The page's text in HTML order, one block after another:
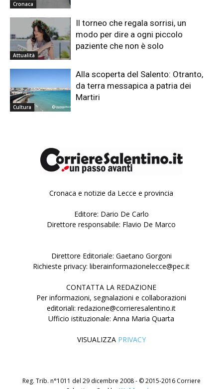
Cronaca
Attualità
Il torneo che regala sorrisi, un
modo per dire a ogni piccolo
paziente che non è solo
Cultura
Alla scoperta del Salento: Otranto,
da terra messapica a patria dei
Martiri
Cronaca e notizie da Lecce e provincia
Editore: Dario De Carlo
Direttore responsabile: Flavio De Marco
Direttore Editoriale: Gaetano Gorgoni
Richieste privacy: liberainformazionelecce@pec.it
CONTATTA LA REDAZIONE
Per informazioni, segnalazioni e collaborazioni
editoriali: redazione@corrieresalentino.it
Ufficio istituzionale: Anna Maria Quarta
VISUALIZZA PRIVACY
Reg. Trib. n°1011 del 29 dicembre 2008 - © 2015-2016 Corriere